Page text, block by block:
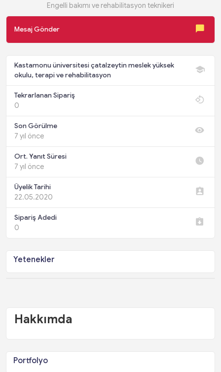
Engelli bakımı ve rehabilitasyon teknikeri
Mesaj Gönder
Kastamonu üniversitesi çatalzeytin meslek yüksek
okulu, terapi ve rehabilitasyon
Tekrarlanan Sipariş
0
Son Görülme
7 yıl önce
Ort. Yanıt Süresi
7 yıl önce
Üyelik Tarihi
22.05.2020
Sipariş Adedi
0
Yetenekler
Hakkımda
Portfolyo